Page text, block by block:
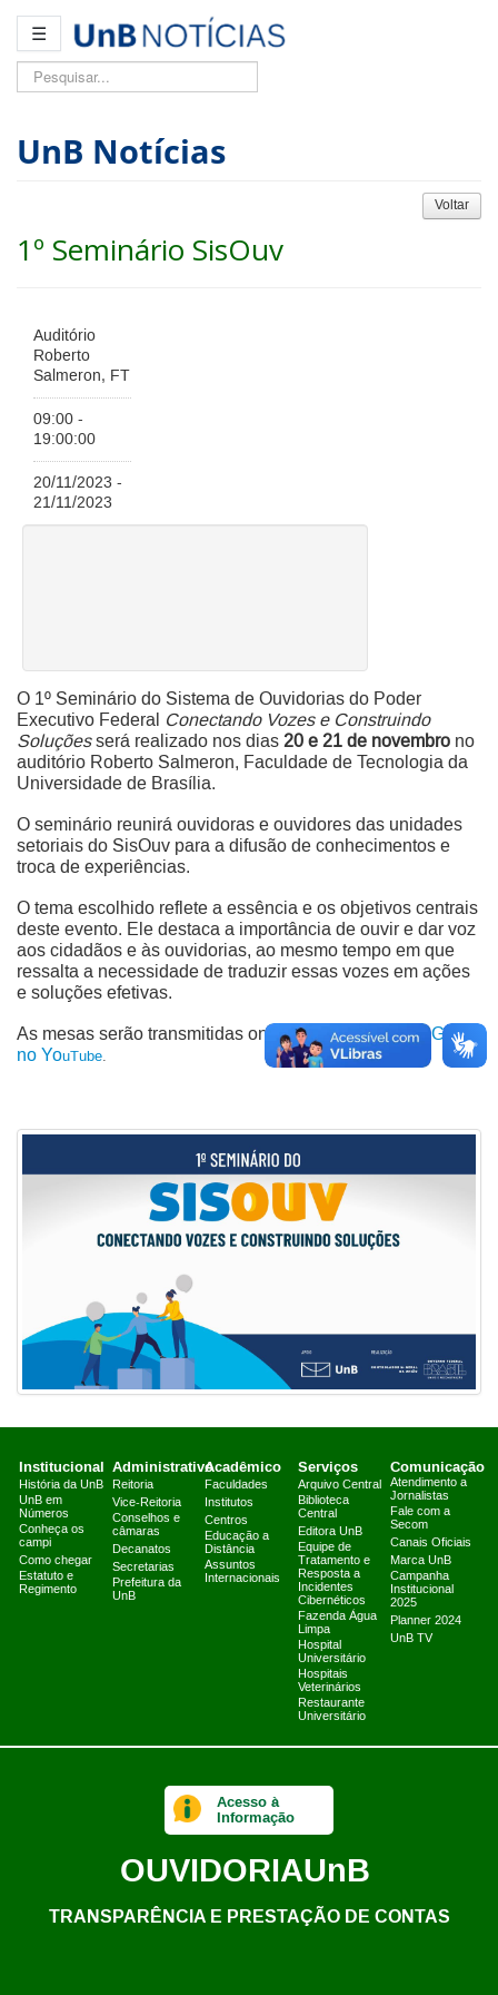
☰
Pesquisar...
UnB Notícias
Voltar
1º Seminário SisOuv
Auditório
Roberto
Salmeron, FT
09:00 -
19:00:00
20/11/2023 -
21/11/2023
O 1º Seminário do Sistema de Ouvidorias do Poder
Executivo Federal Conectando Vozes e Construindo
Soluçõesserá realizado nos dias 20 e 21 de novembro no
auditório Roberto Salmeron, Faculdade de Tecnologia da
Universidade de Brasília.
O seminário reunirá ouvidoras e ouvidores das unidades
setoriais do SisOuv para a difusão de conhecimentos e
troca de experiências.
O tema escolhido reflete a essência e os objetivos centrais
deste evento. Ele destaca a importância de ouvir e dar voz
aos cidadãos e às ouvidorias, ao mesmo tempo em que
ressalta a necessidade de traduzir essas vozes em ações
e soluções efetivas.
As mesas serão transmitidas on-line pelocanal da CGU
no YouTube.
Institucional
História da UnB
UnB em
Números
Conheça os
campi
Como chegar
Estatuto e
Regimento
Administrativo
Reitoria
Vice-Reitoria
Conselhos e
câmaras
Decanatos
Secretarias
Prefeitura da
UnB
Acadêmico
Faculdades
Institutos
Centros
Educação a
Distância
Assuntos
Internacionais
Serviços
Arquivo Central
Biblioteca
Central
Editora UnB
Equipe de
Tratamento e
Resposta a
Incidentes
Cibernéticos
Fazenda Água
Limpa
Hospital
Universitário
Hospitais
Veterinários
Restaurante
Universitário
Comunicação
Atendimento a
Jornalistas
Fale com a
Secom
Canais Oficiais
Marca UnB
Campanha
Institucional
2025
Planner 2024
UnB TV
Acesso à
Informação
OUVIDORIAUnB
TRANSPARÊNCIA E PRESTAÇÃO DE CONTAS